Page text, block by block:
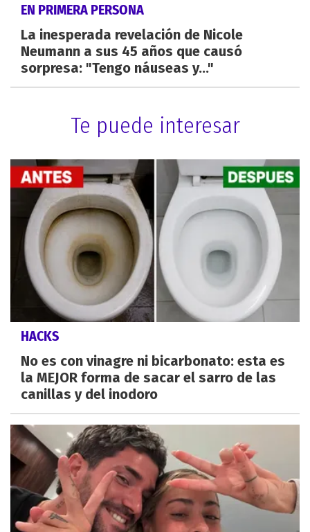
EN PRIMERA PERSONA
La inesperada revelación de Nicole
Neumann a sus 45 años que causó
sorpresa: "Tengo náuseas y..."
Te puede interesar
HACKS
No es con vinagre ni bicarbonato: esta es
la MEJOR forma de sacar el sarro de las
canillas y del inodoro